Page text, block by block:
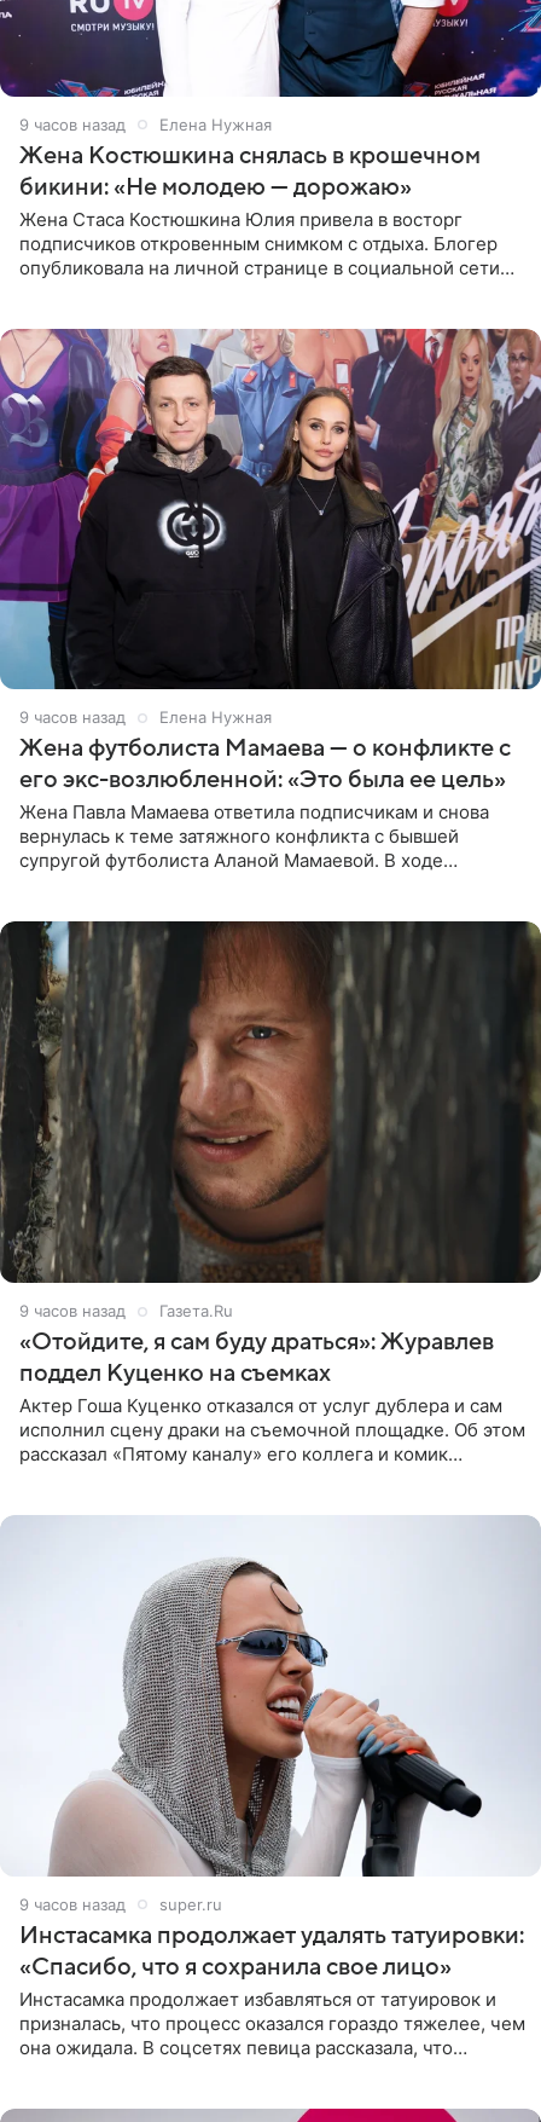
9 часов назад Елена Нужная
Жена Костюшкина снялась в крошечном
бикини: «Не молодею — дорожаю»
Жена Стаса Костюшкина Юлия привела в восторг
подписчиков откровенным снимком с отдыха. Блогер
опубликовала на личной странице в социальной сети
9 часов назад Елена Нужная
Жена футболиста Мамаева — о конфликте с
его экс-возлюбленной: «Это была ее цель»
Жена Павла Мамаева ответила подписчикам и снова
вернулась к теме затяжного конфликта с бывшей
супругой футболиста Аланой Мамаевой. В ходе
9 часов назад Газета.Ru
«Отойдите, я сам буду драться»: Журавлев
поддел Куценко на съемках
Актер Гоша Куценко отказался от услуг дублера и сам
исполнил сцену драки на съемочной площадке. Об этом
рассказал «Пятому каналу» его коллега и комик
9 часов назад super.ru
Инстасамка продолжает удалять татуировки:
«Спасибо, что я сохранила свое лицо»
Инстасамка продолжает избавляться от татуировок и
призналась, что процесс оказался гораздо тяжелее, чем
она ожидала. В соцсетях певица рассказала, что